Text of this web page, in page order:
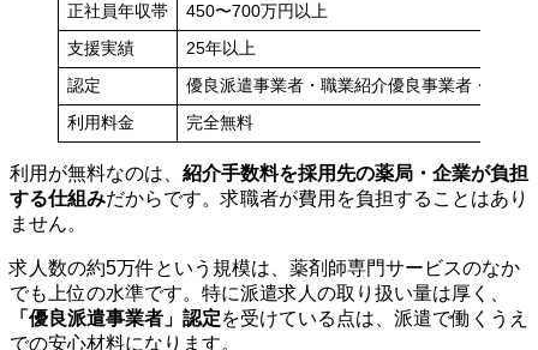
正社員年収帯 450〜700万円以上
支援実績 25年以上
認定 優良派遣事業者・職業紹介優良事業者・プラ
利用料金 完全無料
利用が無料なのは、 紹介手数料を採用先の薬局・企業が負担
する仕組みだからです。求職者が費用を負担することはあり
ません。
求人数の約5万件という規模は、薬剤師専門サービスのなか
でも上位の水準です。特に派遣求人の取り扱い量は厚く、
「優良派遣事業者」認定を受けている点は、派遣で働くうえ
での安心材料になります。